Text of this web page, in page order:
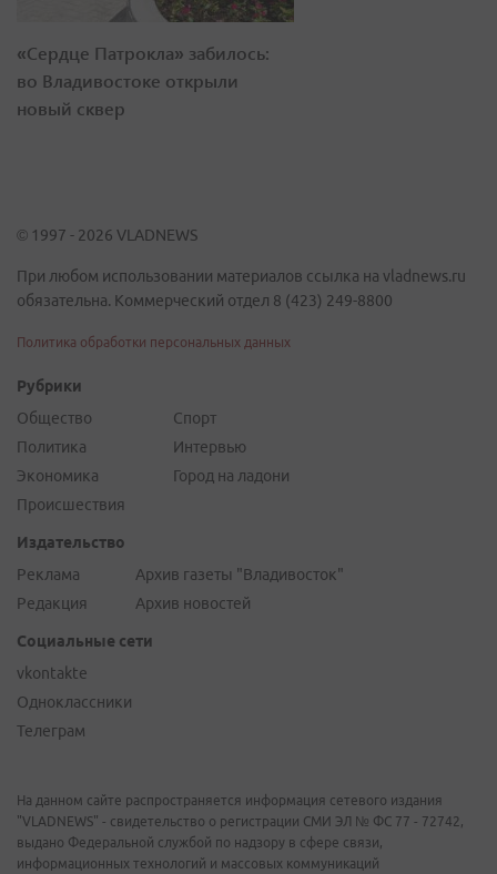
«Сердце Патрокла» забилось:
во Владивостоке открыли
новый сквер
© 1997 - 2026 VLADNEWS
При любом использовании материалов ссылка на vladnews.ru
обязательна. Коммерческий отдел 8 (423) 249-8800
Политика обработки персональных данных
Рубрики
Общество
Политика
Экономика
Происшествия
Спорт
Интервью
Город на ладони
Издательство
Реклама
Редакция
Архив газеты "Владивосток"
Архив новостей
Социальные сети
vkontakte
Одноклассники
Телеграм
На данном сайте распространяется информация сетевого издания
"VLADNEWS" - свидетельство о регистрации СМИ ЭЛ № ФС 77 - 72742,
выдано Федеральной службой по надзору в сфере связи,
информационных технологий и массовых коммуникаций